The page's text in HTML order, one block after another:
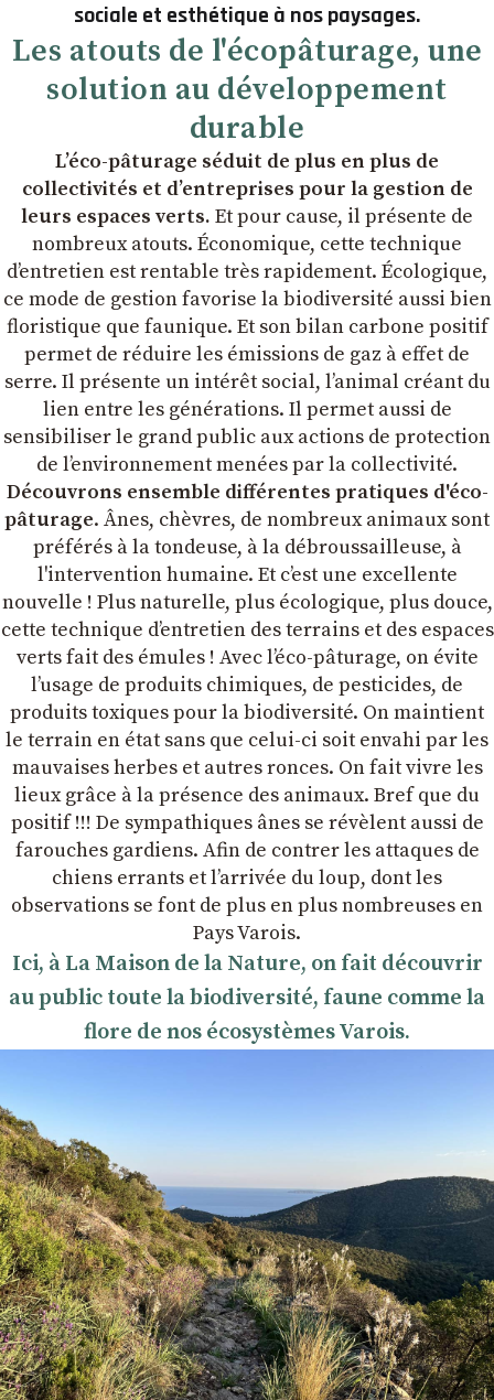
sociale et esthétique à nos paysages.
Les atouts de l'écopâturage, une
solution au développement
durable
L’éco-pâturage séduit de plus en plus de
collectivités et d’entreprises pour la gestion de
leurs espaces verts. Et pour cause, il présente de
nombreux atouts. Économique, cette technique
d’entretien est rentable très rapidement. Écologique,
ce mode de gestion favorise la biodiversité aussi bien
floristique que faunique. Et son bilan carbone positif
permet de réduire les émissions de gaz à effet de
serre. Il présente un intérêt social, l’animal créant du
lien entre les générations. Il permet aussi de
sensibiliser le grand public aux actions de protection
de l’environnement menées par la collectivité.
Découvrons ensemble différentes pratiques d'éco-
pâturage. Ânes, chèvres, de nombreux animaux sont
préférés à la tondeuse, à la débroussailleuse, à
l'intervention humaine. Et c’est une excellente
nouvelle ! Plus naturelle, plus écologique, plus douce,
cette technique d’entretien des terrains et des espaces
verts fait des émules ! Avec l’éco-pâturage, on évite
l’usage de produits chimiques, de pesticides, de
produits toxiques pour la biodiversité. On maintient
le terrain en état sans que celui-ci soit envahi par les
mauvaises herbes et autres ronces. On fait vivre les
lieux grâce à la présence des animaux. Bref que du
positif !!! De sympathiques ânes se révèlent aussi de
farouches gardiens. Afin de contrer les attaques de
chiens errants et l’arrivée du loup, dont les
observations se font de plus en plus nombreuses en
Pays Varois.
Ici, à La Maison de la Nature, on fait découvrir
au public toute la biodiversité, faune comme la
flore de nos écosystèmes Varois.